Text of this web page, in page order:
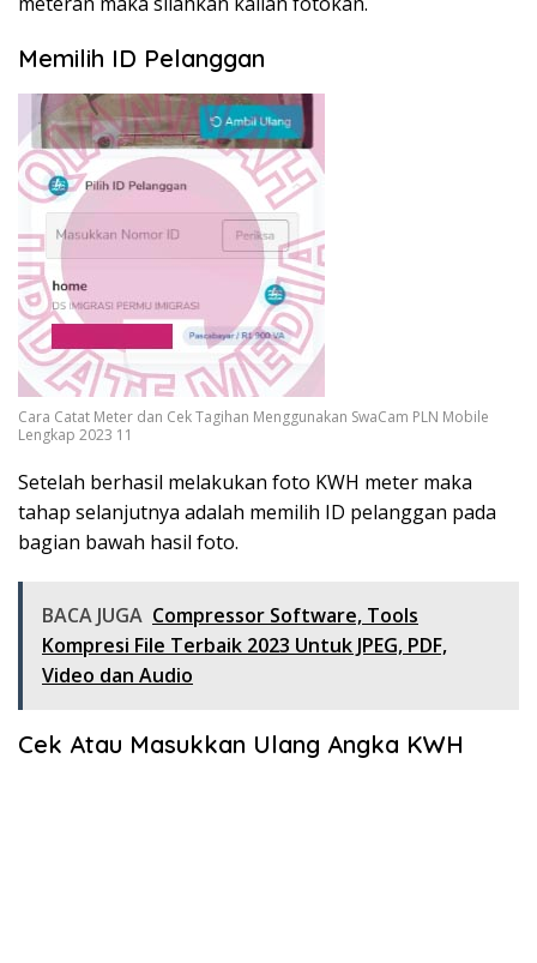
Memilih ID Pelanggan
Cara Catat Meter dan Cek Tagihan Menggunakan SwaCam PLN Mobile
Lengkap 2023 11
Setelah berhasil melakukan foto KWH meter maka
tahap selanjutnya adalah memilih ID pelanggan pada
bagian bawah hasil foto.
BACA JUGA Compressor Software, Tools
Kompresi File Terbaik 2023 Untuk JPEG, PDF,
Video dan Audio
Cek Atau Masukkan Ulang Angka KWH